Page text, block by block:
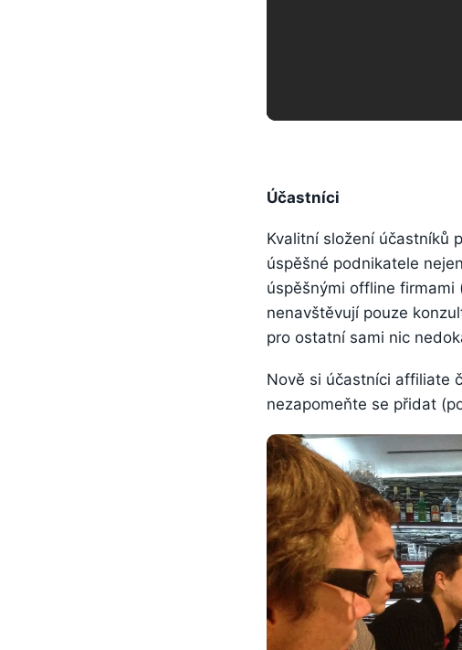
Účastníci
Kvalitní složení účastníků
úspěšné podnikatele
úspěšnými offline firmami
nenavštěvují pouze
pro ostatní sami nic
Nově si účastníci affiliate
nezapomeňte se přidat